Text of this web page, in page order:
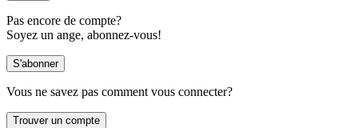
Pas encore de compte?
Soyez un ange, abonnez-vous!
Vous ne savez pas comment vous connecter?